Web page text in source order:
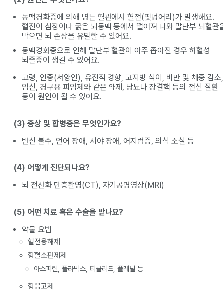
동맥경화증에 의해 병든 혈관에서 혈전(핏덩어리)가 발생해요.
혈전이 심장이나 굵은 뇌동맥 등에서 떨어져 나와 말단부 뇌혈관
막으면 뇌 손상을 유발할 수 있어요.
동맥경화증으로 인해 말단부 혈관이 아주 좁아진 경우 허혈성
뇌졸중이 생길 수 있어요.
고령, 인종(서양인), 유전적 경향, 고지방 식이, 비만 및 체중 감소,
임신, 경구용 피임제와 같은 약제, 당뇨나 장결핵 등의 전신 질환
등이 원인이 될 수 있어요.
(3) 증상 및 합병증은 무엇인가요?
반신 불수, 언어 장애, 시야 장애, 어지럼증, 의식 소실 등
(4) 어떻게 진단되나요?
뇌 전산화 단층촬영(CT), 자기공명영상(MRI)
(5) 어떤 치료 혹은 수술을 받나요?
약물 요법
혈전용해제
항혈소판제제
아스피린, 플라빅스, 티클리드, 플레탈 등
항응고제